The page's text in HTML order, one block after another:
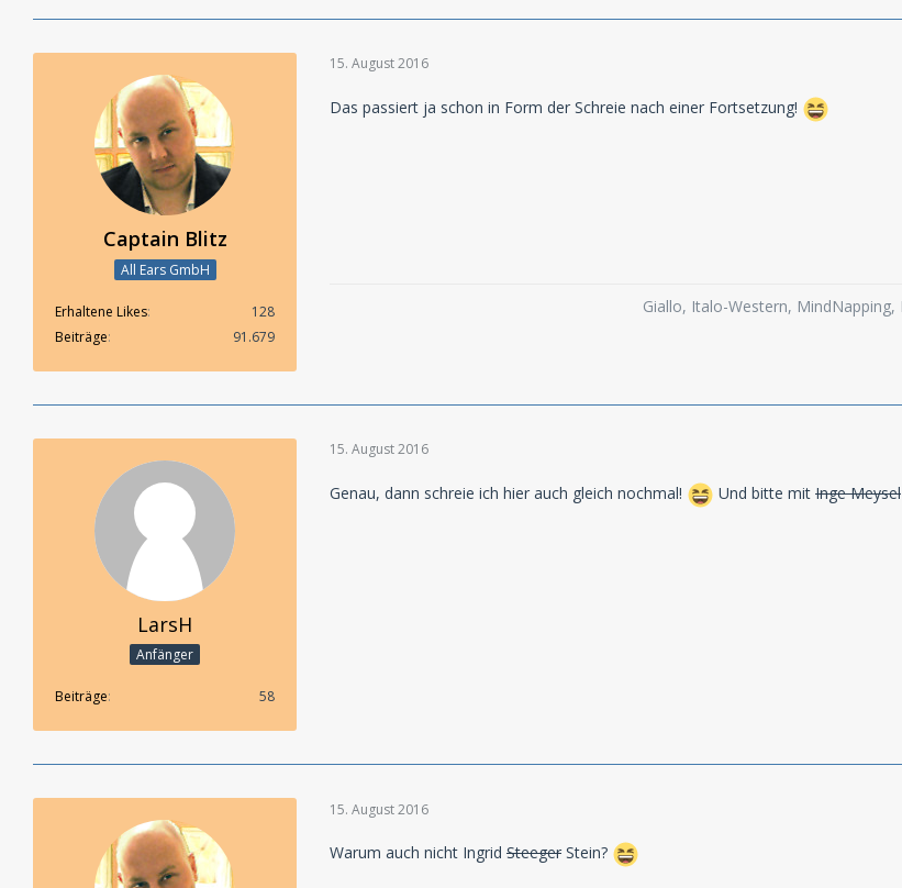
Captain Blitz
All Ears GmbH
Erhaltene Likes
128
Beiträge
91.679
15. August 2016
Das passiert ja schon in Form der Schreie nach einer Fortsetzung!
Giallo, Italo-Western,
LarsH
Anfänger
Beiträge 58
15. August 2016
Genau, dann schreie ich hier auch gleich nochmal! Und bitte mit Inge Meysel
15. August 2016
Warum auch nicht Ingrid Steeger Stein?